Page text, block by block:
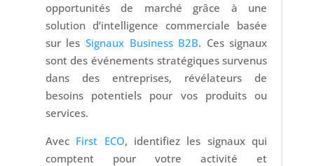
opportunités de marché grâce à une
solution d’intelligence commerciale basée
sur les Signaux Business B2B. Ces signaux
sont des événements stratégiques survenus
dans des entreprises, révélateurs de
besoins potentiels pour vos produits ou
services.
Avec First ECO, identifiez les signaux qui
comptent pour votre activité et